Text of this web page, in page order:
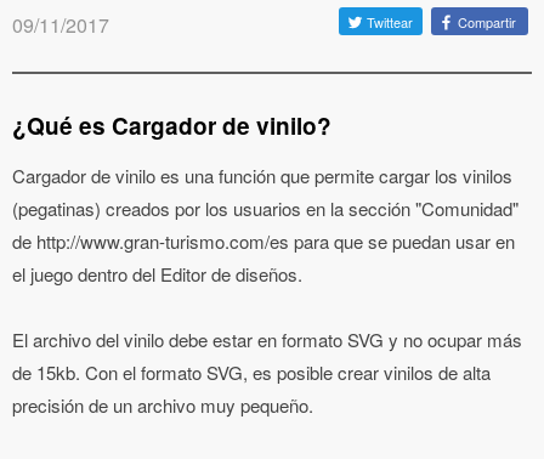
09/11/2017 Twittear Compartir
¿Qué es Cargador de vinilo?
Cargador de vinilo es una función que permite cargar los vinilos
(pegatinas) creados por los usuarios en la sección "Comunidad"
de http://www.gran-turismo.com/es para que se puedan usar en
el juego dentro del Editor de diseños.
El archivo del vinilo debe estar en formato SVG y no ocupar más
de 15kb. Con el formato SVG, es posible crear vinilos de alta
precisión de un archivo muy pequeño.